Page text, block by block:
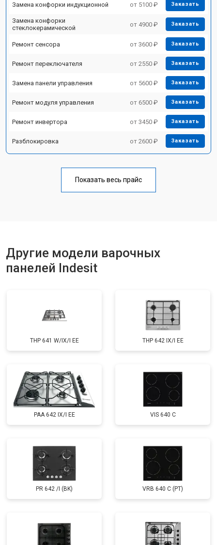
Замена конфорки индукционной от 5100 ₽ Заказать
Замена конфорки
стеклокерамической
от 4900 ₽ Заказать
Ремонт сенсора от 3600 ₽ Заказать
Ремонт переключателя от 2550 ₽ Заказать
Замена панели управления от 5600 ₽ Заказать
Ремонт модуля управления от 6500 ₽ Заказать
Ремонт инвертора от 3450 ₽ Заказать
Разблокировка от 2600 ₽ Заказать
Показать весь прайс
Другие модели варочных
панелей Indesit
THP 641 W/IX/I EE THP 642 IX/I EE
PAA 642 IX/I EE VIS 640 C
PR 642 /I (BK) VRB 640 C (PT)